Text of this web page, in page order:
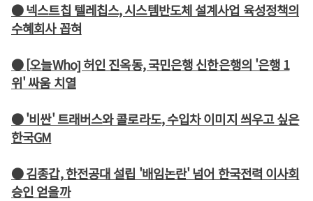
● 넥스트칩 텔레칩스, 시스템반도체 설계사업 육성정책의
수혜회사 꼽혀
● [오늘Who] 허인 진옥동, 국민은행 신한은행의 '은행 1
위' 싸움 치열
● '비싼' 트래버스와 콜로라도, 수입차 이미지 씌우고 싶은
한국GM
● 김종갑, 한전공대 설립 '배임논란' 넘어 한국전력 이사회
승인 얻을까